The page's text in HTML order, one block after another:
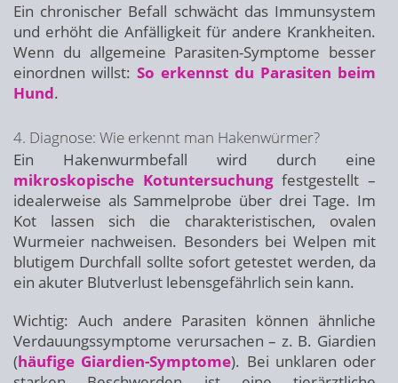
Ein chronischer Befall schwächt das Immunsystem
und erhöht die Anfälligkeit für andere Krankheiten.
Wenn du allgemeine Parasiten-Symptome besser
einordnen willst: So erkennst du Parasiten beim
Hund.
4. Diagnose: Wie erkennt man Hakenwürmer?
Ein Hakenwurmbefall wird durch eine
mikroskopische Kotuntersuchungfestgestellt –
idealerweise als Sammelprobe über drei Tage. Im
Kot lassen sich die charakteristischen, ovalen
Wurmeier nachweisen. Besonders bei Welpen mit
blutigem Durchfall sollte sofort getestet werden, da
ein akuter Blutverlust lebensgefährlich sein kann.
Wichtig: Auch andere Parasiten können ähnliche
Verdauungssymptome verursachen – z. B. Giardien
(häufige Giardien-Symptome). Bei unklaren oder